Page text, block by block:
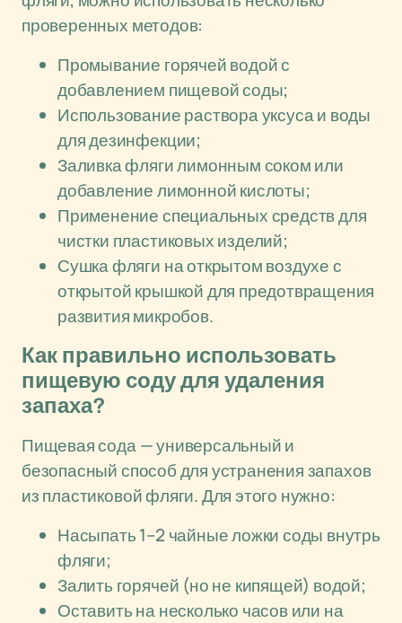
проверенных методов:
Промывание горячей водой с
добавлением пищевой соды;
Использование раствора уксуса и воды
для дезинфекции;
Заливка фляги лимонным соком или
добавление лимонной кислоты;
Применение специальных средств для
чистки пластиковых изделий;
Сушка фляги на открытом воздухе с
открытой крышкой для предотвращения
развития микробов.
Как правильно использовать
пищевую соду для удаления
запаха?
Пищевая сода — универсальный и
безопасный способ для устранения запахов
из пластиковой фляги. Для этого нужно:
Насыпать 1–2 чайные ложки соды внутрь
фляги;
Залить горячей (но не кипящей) водой;
Оставить на несколько часов или на